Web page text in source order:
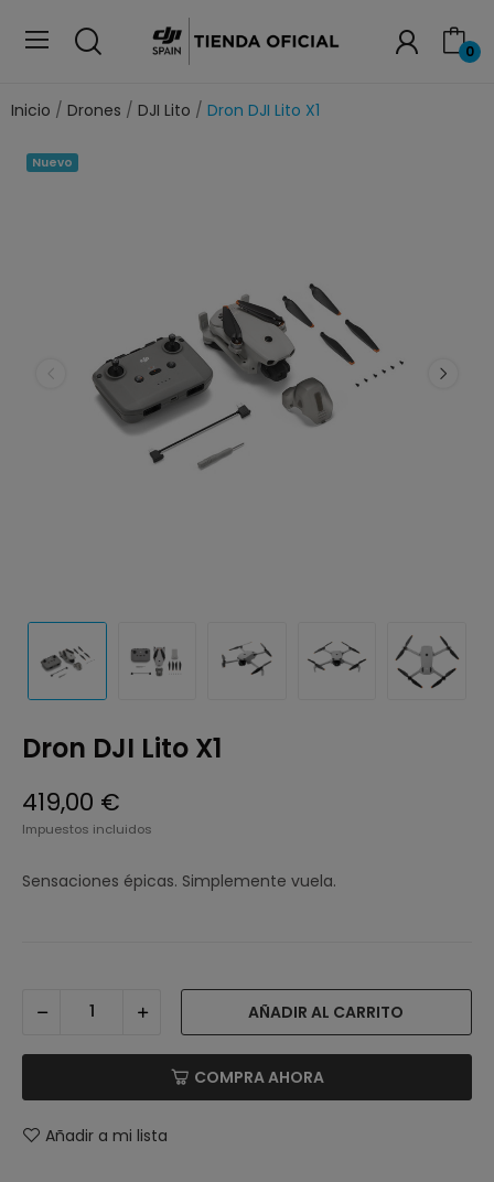
0
Inicio Drones DJI Lito Dron DJI Lito X1
Nuevo
Dron DJI Lito X1
419,00 €
Impuestos incluidos
Sensaciones épicas. Simplemente vuela.
AÑADIR AL CARRITO
COMPRA AHORA
Añadir a mi lista